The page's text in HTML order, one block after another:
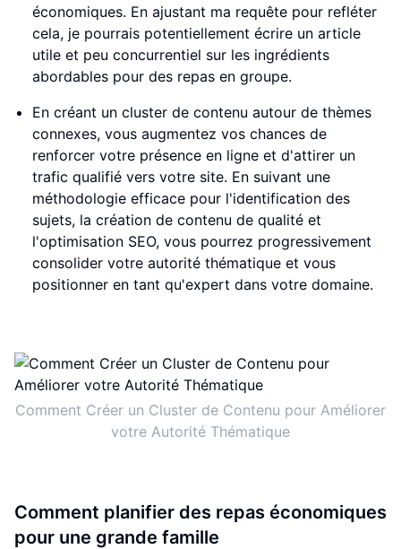
économiques. En ajustant ma requête pour refléter
cela, je pourrais potentiellement écrire un article
utile et peu concurrentiel sur les ingrédients
abordables pour des repas en groupe.
En créant un cluster de contenu autour de thèmes
connexes, vous augmentez vos chances de
renforcer votre présence en ligne et d'attirer un
trafic qualifié vers votre site. En suivant une
méthodologie efficace pour l'identification des
sujets, la création de contenu de qualité et
l'optimisation SEO, vous pourrez progressivement
consolider votre autorité thématique et vous
positionner en tant qu'expert dans votre domaine.
Comment Créer un Cluster de Contenu pour Améliorer
votre Autorité Thématique
Comment planifier des repas économiques
pour une grande famille